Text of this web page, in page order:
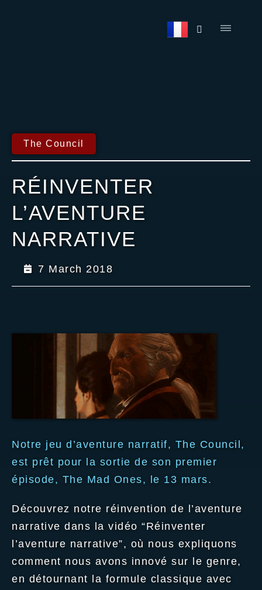
The Council
RÉINVENTER
L’AVENTURE
NARRATIVE
7 March 2018
Notre jeu d’aventure narratif, The Council,
est prêt pour la sortie de son premier
épisode, The Mad Ones, le 13 mars.
Découvrez notre réinvention de l’aventure
narrative dans la vidéo “Réinventer
l’aventure narrative”, où nous expliquons
comment nous avons innové sur le genre,
en détournant la formule classique avec